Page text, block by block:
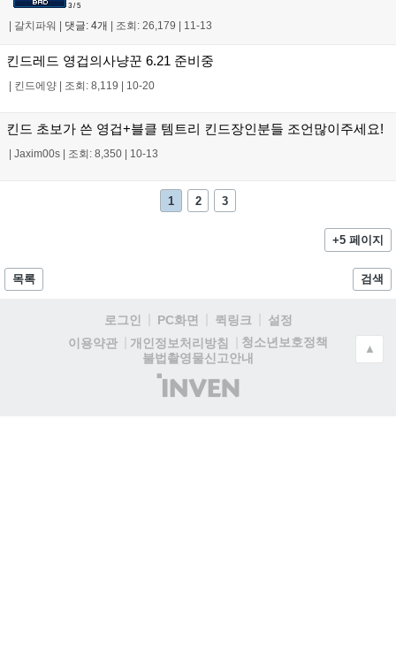
3 / 5
갈치파워 댓글: 4개 조회: 26,179 11-13
킨드레드 영겁의사냥꾼 6.21 준비중
킨드에양 조회: 8,119 10-20
킨드 초보가 쓴 영겁+블클 템트리 킨드장인분들 조언많이주세요!
Jaxim00s 조회: 8,350 10-13
1 2 3
+5 페이지
목록 검색
로그인 PC화면 퀵링크
설정
이용약관
개인정보처리방침
청소년보호정책
불법촬영물신고안내
(주)
인
▲